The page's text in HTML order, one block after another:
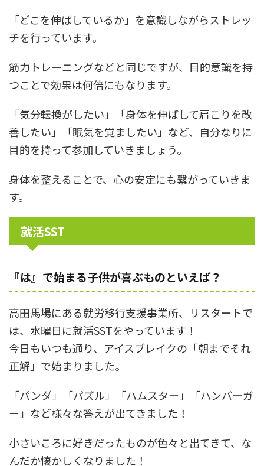
「どこを伸ばしているか」を意識しながらストレッ
チを行っています。
筋力トレーニングなどと同じですが、目的意識を持
つことで効果は何倍にもなります。
「気分転換がしたい」「身体を伸ばして肩こりを改
善したい」「眠気を覚ましたい」など、自分なりに
目的を持って参加していきましょう。
身体を整えることで、心の安定にも繋がっていきま
す。
就活SST
『は』で始まる子供が喜ぶものといえば？
高田馬場にある就労移行支援事業所、リスタートで
は、水曜日に就活SSTをやっています！
今日もいつも通り、アイスブレイクの「朝までそれ
正解」で始まりました。
「パンダ」「パズル」「ハムスター」「ハンバーガ
ー」など様々な答えが出てきました！
小さいころに好きだったものが色々と出てきて、な
んだか懐かしくなりました！